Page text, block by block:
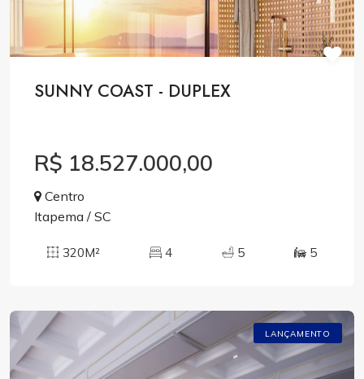
SUNNY COAST - DUPLEX
R$ 18.527.000,00
Centro
Itapema / SC
320M² 4 5 5
LANÇAMENTO